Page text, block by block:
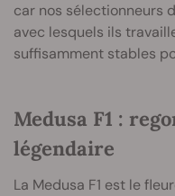
car nos sélectionneurs
avec lesquels ils
suffisamment stables
Medusa F1 :
légendaire
La Medusa F1 est le